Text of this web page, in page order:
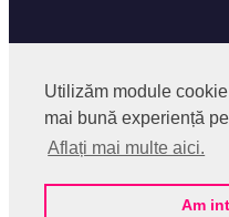
Utilizăm module
mai bună experiență
Aflați mai multe aici.
Am
Instagram
Politica privind Fisierele